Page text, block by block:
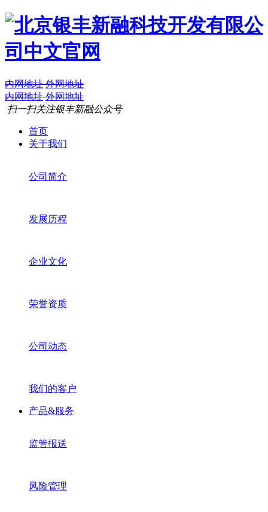
内网地址 外网地址
内网地址 外网地址
扫一扫关注银丰新融公众号
首页
关于我们
公司简介
发展历程
企业文化
荣誉资质
公司动态
我们的客户
产品&服务
监管报送
风险管理